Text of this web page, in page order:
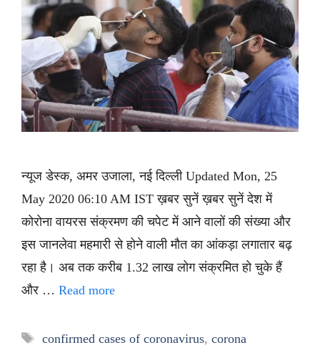
न्यूज डेस्क, अमर उजाला, नई दिल्ली Updated Mon, 25
May 2020 06:10 AM IST ख़बर सुनें ख़बर सुनें देश में
कोरोना वायरस संक्रमण की चपेट में आने वालों की संख्या और
इस जानलेवा महमारी से होने वाली मौत का आंकड़ा लगातार बढ़
रहा है। अब तक करीब 1.32 लाख लोग संक्रमित हो चुके हैं
और … Read more
Tags
confirmed cases of coronavirus, corona